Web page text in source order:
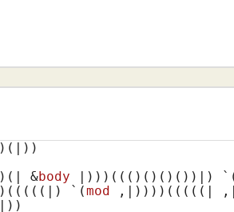
(|)
(| &body |) )) ((() () () () )|) `
(((((|) ` (mod ,|) ))) (((((|
|))